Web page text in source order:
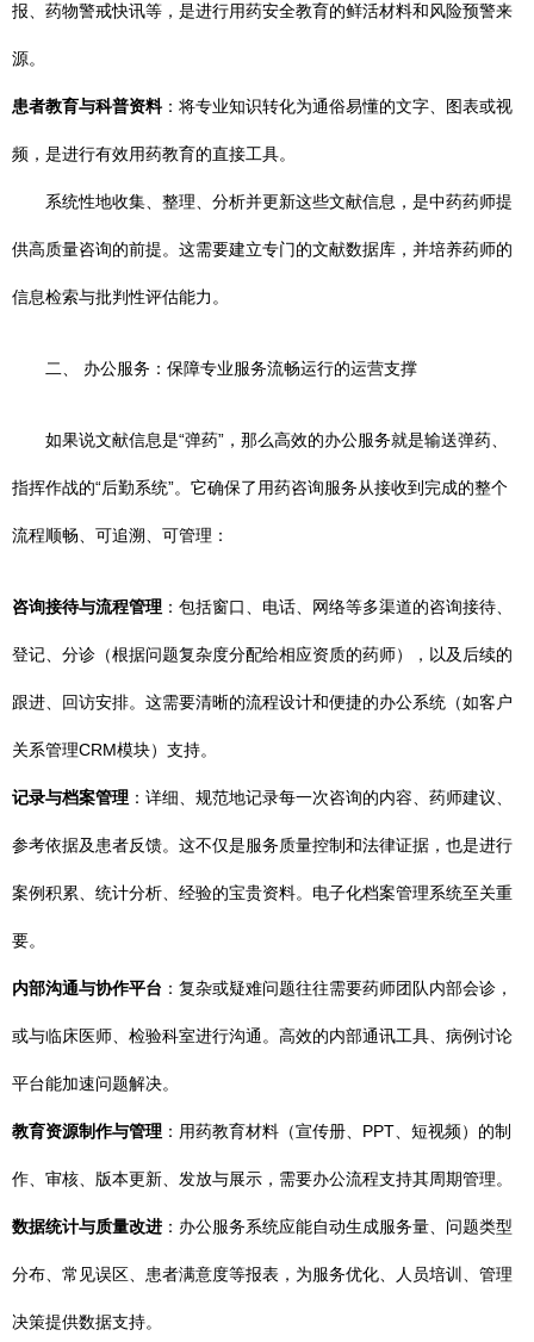
报、药物警戒快讯等，是进行用药安全教育的鲜活材料和风险预警来
源。
患者教育与科普资料：将专业知识转化为通俗易懂的文字、图表或视
频，是进行有效用药教育的直接工具。
系统性地收集、整理、分析并更新这些文献信息，是中药药师提
供高质量咨询的前提。这需要建立专门的文献数据库，并培养药师的
信息检索与批判性评估能力。
二、 办公服务：保障专业服务流畅运行的运营支撑
如果说文献信息是“弹药”，那么高效的办公服务就是输送弹药、
指挥作战的“后勤系统”。它确保了用药咨询服务从接收到完成的整个
流程顺畅、可追溯、可管理：
咨询接待与流程管理 ：包括窗口、电话、网络等多渠道的咨询接待、
登记、分诊（根据问题复杂度分配给相应资质的药师），以及后续的
跟进、回访安排。这需要清晰的流程设计和便捷的办公系统（如客户
关系管理CRM模块）支持。
记录与档案管理 ：详细、规范地记录每一次咨询的内容、药师建议、
参考依据及患者反馈。这不仅是服务质量控制和法律证据，也是进行
案例积累、统计分析、经验的宝贵资料。电子化档案管理系统至关重
要。
内部沟通与协作平台 ：复杂或疑难问题往往需要药师团队内部会诊，
或与临床医师、检验科室进行沟通。高效的内部通讯工具、病例讨论
平台能加速问题解决。
教育资源制作与管理 ：用药教育材料（宣传册、PPT、短视频）的制
作、审核、版本更新、发放与展示，需要办公流程支持其周期管理。
数据统计与质量改进 ：办公服务系统应能自动生成服务量、问题类型
分布、常见误区、患者满意度等报表，为服务优化、人员培训、管理
决策提供数据支持。